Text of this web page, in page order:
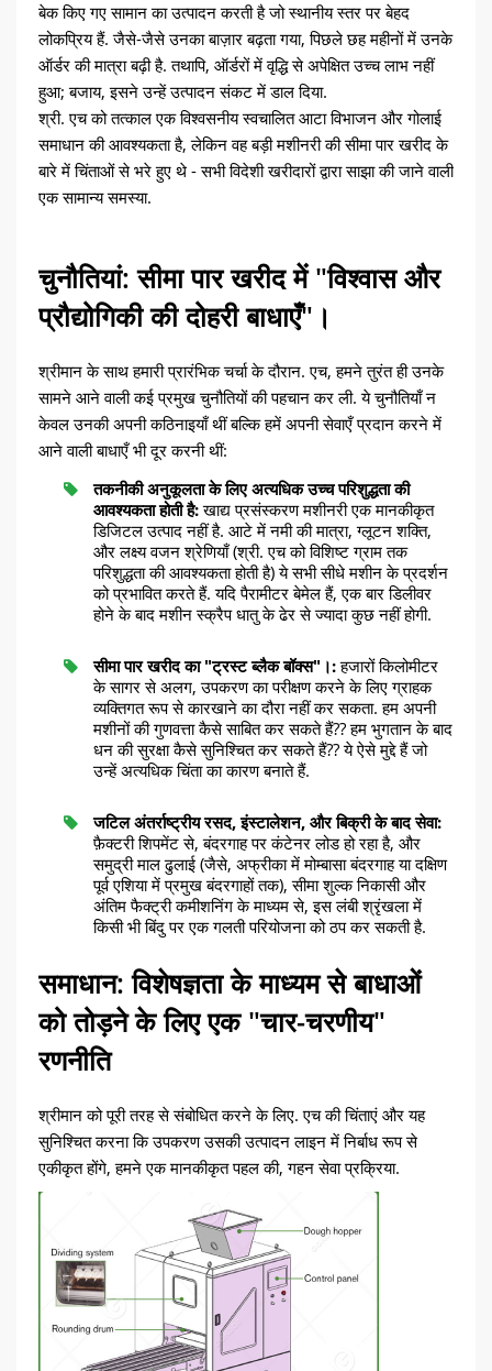
बेक किए गए सामान का उत्पादन करती है जो स्थानीय स्तर पर बेहद
लोकप्रिय हैं. जैसे-जैसे उनका बाज़ार बढ़ता गया, पिछले छह महीनों में उनके
ऑर्डर की मात्रा बढ़ी है. तथापि, ऑर्डरों में वृद्धि से अपेक्षित उच्च लाभ नहीं
हुआ; बजाय, इसने उन्हें उत्पादन संकट में डाल दिया.
श्री. एच को तत्काल एक विश्वसनीय स्वचालित आटा विभाजन और गोलाई
समाधान की आवश्यकता है, लेकिन वह बड़ी मशीनरी की सीमा पार खरीद के
बारे में चिंताओं से भरे हुए थे - सभी विदेशी खरीदारों द्वारा साझा की जाने वाली
एक सामान्य समस्या.
चुनौतियां: सीमा पार खरीद में "विश्वास और
प्रौद्योगिकी की दोहरी बाधाएँ"।
श्रीमान के साथ हमारी प्रारंभिक चर्चा के दौरान. एच, हमने तुरंत ही उनके
सामने आने वाली कई प्रमुख चुनौतियों की पहचान कर ली. ये चुनौतियाँ न
केवल उनकी अपनी कठिनाइयाँ थीं बल्कि हमें अपनी सेवाएँ प्रदान करने में
आने वाली बाधाएँ भी दूर करनी थीं:
तकनीकी अनुकूलता के लिए अत्यधिक उच्च परिशुद्धता की
आवश्यकता होती है:खाद्य प्रसंस्करण मशीनरी एक मानकीकृत
डिजिटल उत्पाद नहीं है. आटे में नमी की मात्रा, ग्लूटन शक्ति,
और लक्ष्य वजन श्रेणियाँ (श्री. एच को विशिष्ट ग्राम तक
परिशुद्धता की आवश्यकता होती है) ये सभी सीधे मशीन के प्रदर्शन
को प्रभावित करते हैं. यदि पैरामीटर बेमेल हैं, एक बार डिलीवर
होने के बाद मशीन स्क्रैप धातु के ढेर से ज्यादा कुछ नहीं होगी.
सीमा पार खरीद का "ट्रस्ट ब्लैक बॉक्स"।:हजारों किलोमीटर
के सागर से अलग, उपकरण का परीक्षण करने के लिए ग्राहक
व्यक्तिगत रूप से कारखाने का दौरा नहीं कर सकता. हम अपनी
मशीनों की गुणवत्ता कैसे साबित कर सकते हैं?? हम भुगतान के बाद
धन की सुरक्षा कैसे सुनिश्चित कर सकते हैं?? ये ऐसे मुद्दे हैं जो
उन्हें अत्यधिक चिंता का कारण बनाते हैं.
जटिल अंतर्राष्ट्रीय रसद, इंस्टालेशन, और बिक्री के बाद सेवा:
फ़ैक्टरी शिपमेंट से, बंदरगाह पर कंटेनर लोड हो रहा है, और
समुद्री माल ढुलाई (जैसे, अफ्रीका में मोम्बासा बंदरगाह या दक्षिण
पूर्व एशिया में प्रमुख बंदरगाहों तक), सीमा शुल्क निकासी और
अंतिम फैक्ट्री कमीशनिंग के माध्यम से, इस लंबी श्रृंखला में
किसी भी बिंदु पर एक गलती परियोजना को ठप कर सकती है.
समाधान: विशेषज्ञता के माध्यम से बाधाओं
को तोड़ने के लिए एक "चार-चरणीय"
रणनीति
श्रीमान को पूरी तरह से संबोधित करने के लिए. एच की चिंताएं और यह
सुनिश्चित करना कि उपकरण उसकी उत्पादन लाइन में निर्बाध रूप से
एकीकृत होंगे, हमने एक मानकीकृत पहल की, गहन सेवा प्रक्रिया.